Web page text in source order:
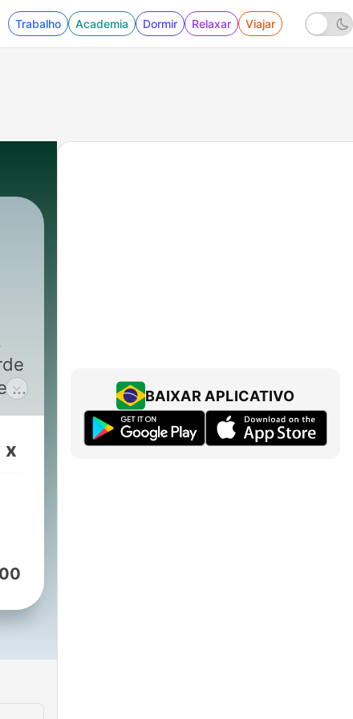
Trabalho Academia Dormir Relaxar Viajar
la
x
BAIXAR APLICATIVO